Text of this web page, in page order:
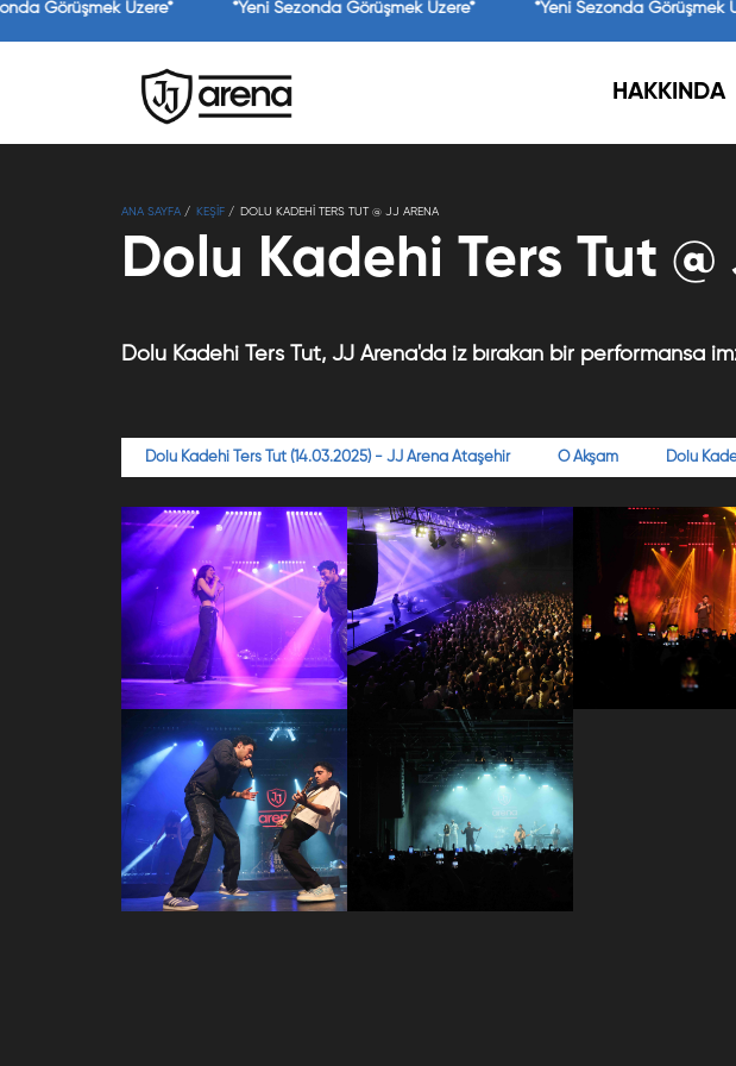
Görüşmek Üzere* *Yeni Sezonda Görüşmek Üzere* *Yeni Sezonda Görüşmek
HAKKINDA
ANA SAYFA KEŞİF DOLU KADEHI TERS TUT @ JJ ARENA
Dolu Kadehi Ters Tut
Dolu Kadehi Ters Tut, JJ Arena'da iz bırakan bir performansa
Dolu Kadehi Ters Tut (14.03.2025) - JJ Arena Ataşehir O Akşam Dolu